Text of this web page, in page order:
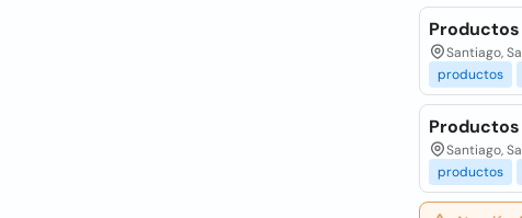
Santiago,
productos
Santiago,
productos